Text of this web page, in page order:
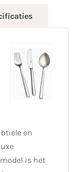
en
is het